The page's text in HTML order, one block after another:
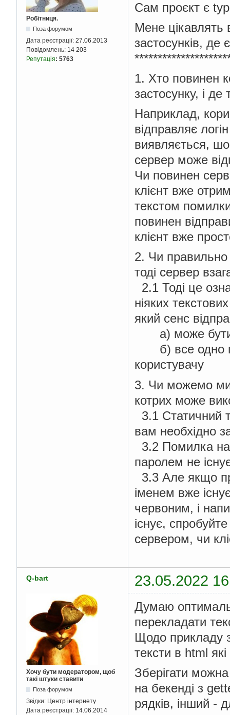
Робітниця.
Поза форумом
Дата реєстрації: 27.06.2013
Повідомлень: 14 203
Репутація: 5763
Сам проєкт є
Мене цікавлять
застосунків, де
1. Хто повинен
застосунку, і
Наприклад,
відправляє
виявляється,
сервер може
Чи повинен
клієнт вже
текстом
повинен
клієнт вже
2. Чи правильно
тоді сервер
2.1 Тоді це
ніяких
який сенс
a) може бути
б) все одно
користувачу
3. Чи можемо ми
котрих може
3.1 Статичний
вам необхідно
3.2 Помилка на
паролем не
3.3 Але якщо
іменем вже
червоним, і
існує,
сервером, чи
Q-bart 23.05.2022
Хочу бути модератором, щоб
такі штуки ставити
Поза форумом
Звідки: Центр інтернету
Дата реєстрації: 14.06.2014
Думаю
перекладати
Щодо прикладу
тексти в html
Зберігати
на бекенді з
рядків, інший -